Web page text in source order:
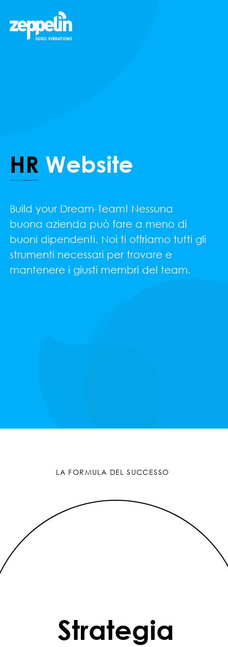
HR Website
Build your Dream-Team! Nessuna
buona azienda può fare a meno di
buoni dipendenti. Noi ti offriamo tutti gli
strumenti necessari per trovare e
mantenere i giusti membri del team.
LA FORMULA DEL SUCCESSO
Strategia